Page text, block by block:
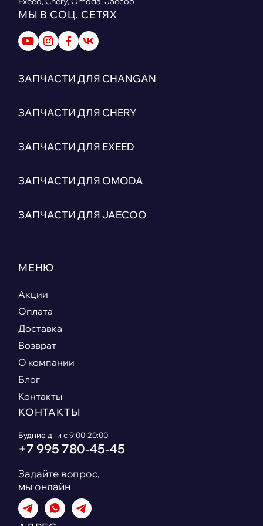
МЫ В СОЦ. СЕТЯХ
ЗАПЧАСТИ ДЛЯ CHANGAN
ЗАПЧАСТИ ДЛЯ CHERY
ЗАПЧАСТИ ДЛЯ EXEED
ЗАПЧАСТИ ДЛЯ OMODA
ЗАПЧАСТИ ДЛЯ JAECOO
МЕНЮ
Акции
Оплата
Доставка
Возврат
О компании
Блог
Контакты
КОНТАКТЫ
Будние дни с 9:00-20:00
+7 995 780‑45‑45
Задайте вопрос,
мы онлайн